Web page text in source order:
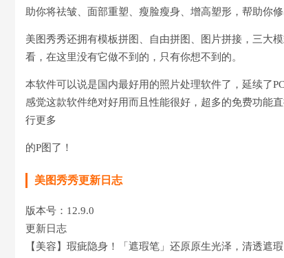
助你将祛皱、面部重塑、瘦脸瘦身、增高塑形，帮助你
美图秀秀还拥有模板拼图、自由拼图、图片拼接，三大
看，在这里没有它做不到的，只有你想不到的。
本软件可以说是国内最好用的照片处理软件了，延续了
感觉这款软件绝对好用而且性能很好，超多的免费功能
行更多
的P图了！
美图秀秀更新日志
版本号：12.9.0
更新日志
【美容】瑕疵隐身！「遮瑕笔」还原原生光泽，清透遮